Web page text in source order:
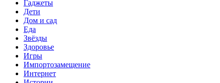
Гаджеты
Дети
Дом и сад
Еда
Звёзды
Здоровье
Игры
Импортозамещение
Интернет